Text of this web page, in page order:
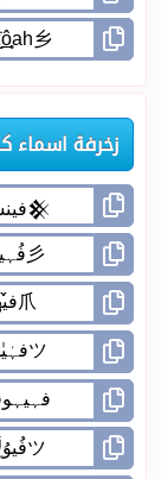
زخرفة اسماء